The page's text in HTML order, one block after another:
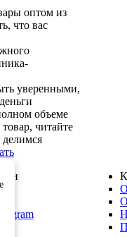
оптом из
что вас
уверенными,
объеме
читайте